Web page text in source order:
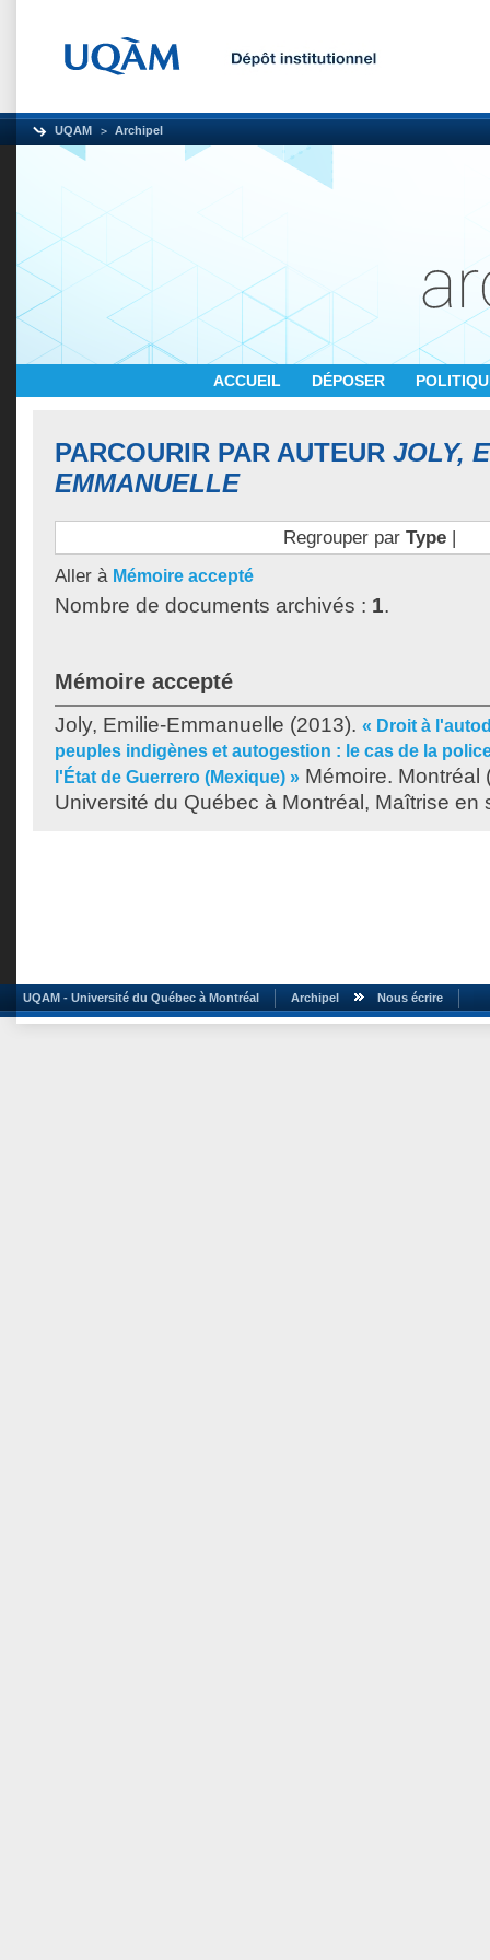
UQAM Archipel
ACCUEIL DÉPOSER
PARCOURIR PAR AUTEUR JOLY,
EMMANUELLE
Regrouper par Type|
Aller à Mémoire accepté
Nombre de documents archivés : 1.
Mémoire accepté
Joly, Emilie-Emmanuelle (2013). « Droit à
peuples indigènes et autogestion : le cas de la
l'État de Guerrero (Mexique) » Mémoire. Montréal
Université du Québec à Montréal, Maîtrise en
UQAM - Université du Québec à Montréal Archipel Nous écrire